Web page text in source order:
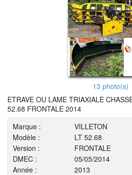
13 photo(s)
ETRAVE OU LAME TRIAXIALE
52.68 FRONTALE 2014
Marque :
VILLETON
Modèle :
LT 52.68
Version :
FRONTALE
DMEC :
05/05/2014
Année :
2013